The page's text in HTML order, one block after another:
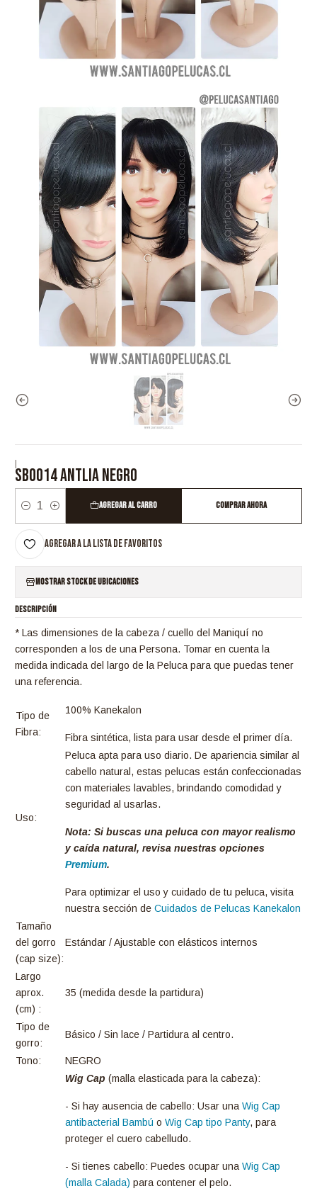
|
SB0014 ANTLIA NEGRO
Cantidad
Agregar al Carro Comprar ahora
Agregar a la lista de favoritos
Mostrar stock de ubicaciones
DESCRIPCIÓN
* Las dimensiones de la cabeza / cuello del Maniquí no
corresponden a los de una Persona. Tomar en cuenta la
medida indicada del largo de la Peluca para que puedas tener
una referencia.
Tipo de
Fibra:
100% Kanekalon
Fibra sintética, lista para usar desde el primer día.
Uso:
Peluca apta para uso diario. De apariencia similar al
cabello natural, estas pelucas están confeccionadas
con materiales lavables, brindando comodidad y
seguridad al usarlas.
Nota: Si buscas una peluca con mayor realismo
y caída natural, revisa nuestras opciones
Premium.
Para optimizar el uso y cuidado de tu peluca, visita
nuestra sección de Cuidados de Pelucas Kanekalon
Tamaño
del gorro
(cap size):
Estándar / Ajustable con elásticos internos
Largo
aprox.
(cm) :
35 (medida desde la partidura)
Tipo de
gorro:
Básico / Sin lace / Partidura al centro.
Tono: NEGRO
Wig Cap (malla elasticada para la cabeza):
- Si hay ausencia de cabello: Usar una Wig Cap
antibacterial Bambú o Wig Cap tipo Panty, para
proteger el cuero cabelludo.
- Si tienes cabello: Puedes ocupar una Wig Cap
(malla Calada) para contener el pelo.